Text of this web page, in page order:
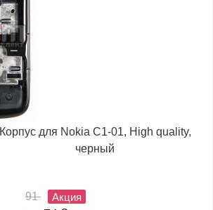
Корпус для Nokia C1-01, High quality,
черный
91 Акция